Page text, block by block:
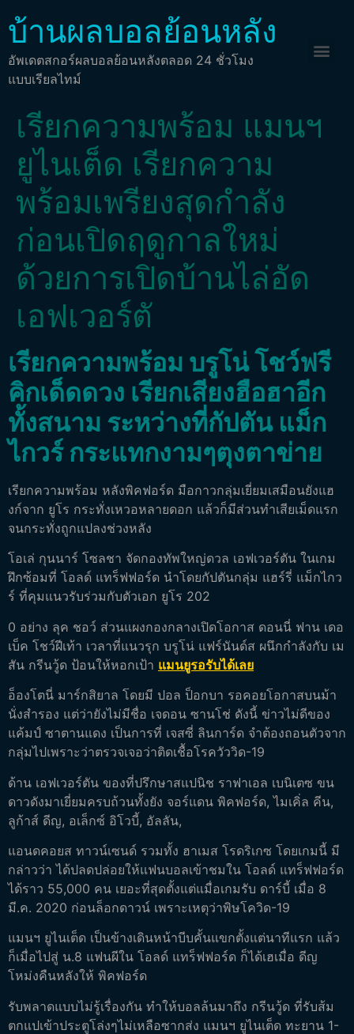
บ้านผลบอลย้อนหลัง
อัพเดตสกอร์ผลบอลย้อนหลังตลอด 24 ชั่วโมง
แบบเรียลไทม์
เรียกความพร้อม แมนฯ
ยูไนเต็ด เรียกความ
พร้อมเพรียงสุดกำลัง
ก่อนเปิดฤดูกาลใหม่
ด้วยการเปิดบ้านไล่อัด
เอฟเวอร์ตั
เรียกความพร้อม บรูโน่ โชว์ฟรี
คิกเด็ดดวง เรียกเสียงฮือฮาอีก
ทั้งสนาม ระหว่างที่กัปตัน แม็ก
ไกวร์ กระแทกงามๆตุงตาข่าย
เรียกความพร้อม หลังพิคฟอร์ด มือกาวกลุ่มเยี่ยมเสมือนยังแฮ
งก์จาก ยูโร กระทั่งเหวอหลายดอก แล้วก็มีส่วนทำเสียเม็ดแรก
จนกระทั่งถูกแปลงช่วงหลัง
โอเล่ กุนนาร์ โซลชา จัดกองทัพใหญ่ดวล เอฟเวอร์ตัน ในเกม
ฝึกซ้อมที่ โอลด์ แทร็ฟฟอร์ด นำโดยกัปตันกลุ่ม แฮร์รี่ แม็กไกว
ร์ ที่คุมแนวรับร่วมกับตัวเอก ยูโร 202
0 อย่าง ลุค ชอว์ ส่วนแผงกองกลางเปิดโอกาส ดอนนี่ ฟาน เดอ
เบ็ค โชว์ฝีเท้า เวลาที่แนวรุก บรูโน่ แฟร์นันด์ส ผนึกกำลังกับ เม
สัน กรีนวู้ด ป้อนให้หอกเป้า แมนยูรอรับได้เลย
อ็องโตนี่ มาร์กสิยาล โดยมี ปอล ป็อกบา รอคอยโอกาสบนม้า
นั่งสำรอง แต่ว่ายังไม่มีชื่อ เจดอน ซานโช่ ดังนี้ ข่าวไม่ดีของ
แค้มป์ ซาตานแดง เป็นการที่ เจสซี่ ลินการ์ด จำต้องถอนตัวจาก
กลุ่มไปเพราะว่าตรวจเจอว่าติดเชื้อโรควัววิด-19
ด้าน เอฟเวอร์ตัน ของที่ปรึกษาสแปนิช ราฟาเอล เบนิเตซ ขน
ดาวดังมาเยี่ยมครบถ้วนทั้งยัง จอร์แดน พิคฟอร์ด, ไมเคิ่ล คีน,
ลูก้าส์ ดีญ, อเล็กซ์ อิโวบี้, อัลลัน,
แอนดคอยส ทาวน์เซนด์ รวมทั้ง ฮาเมส โรดริเกซ โดยเกมนี้ มี
กล่าวว่า ได้ปลดปล่อยให้แฟนบอลเข้าชมใน โอลด์ แทร็ฟฟอร์ด
ได้ราว 55,000 คน เยอะที่สุดตั้งแต่แมื่อเกมรับ ดาร์บี้ เมื่อ 8
มี.ค. 2020 ก่อนล็อกดาวน์ เพราะเหตุว่าพิษโควิด-19
แมนฯ ยูไนเต็ด เป็นข้างเดินหน้าบีบคั้นแขกตั้งแต่นาทีแรก แล้ว
ก็เมื่อไปสู่ น.8 แฟนผีใน โอลด์ แทร็ฟฟอร์ด ก็ได้เฮเมื่อ ดีญ
โหม่งคืนหลังให้ พิคฟอร์ด
รับพลาดแบบไม่รู้เรื่องกัน ทำให้บอลล้นมาถึง กรีนวู้ด ที่รับส้ม
ตกแปเข้าประตูโล่งๆไม่เหลือซากส่ง แมนฯ ยูไนเต็ด ทะยาน 1-